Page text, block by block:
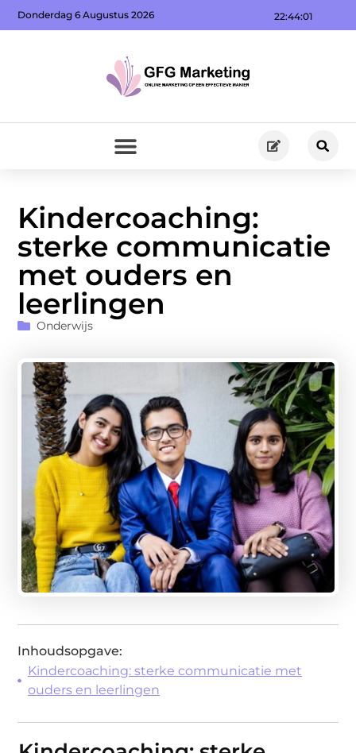
22:44:01
Donderdag 6 Augustus 2026
Kindercoaching:
sterke communicatie
met ouders en
leerlingen
Onderwijs
Inhoudsopgave:
Kindercoaching: sterke communicatie met
ouders en leerlingen